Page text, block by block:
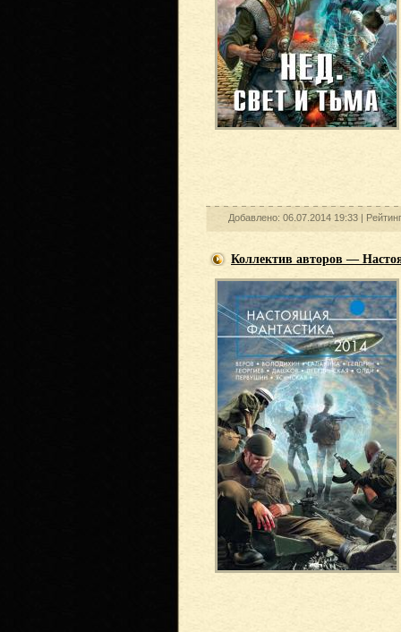
Добавлено: 06.07.2014 19:33 |
Коллектив авторов —